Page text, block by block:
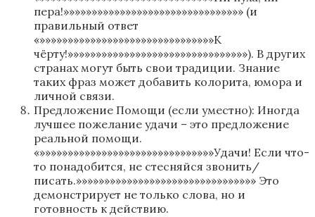
пера!»»»»»»»»»»»»»»»»»»»»»»»»»»»»»»»» (и
правильный ответ
«»»»»»»»»»»»»»»»»»»»»»»»»»»»»»»»К
чёрту!»»»»»»»»»»»»»»»»»»»»»»»»»»»»»»»»). В других
странах могут быть свои традиции. Знание
таких фраз может добавить колорита, юмора и
личной связи.
Предложение Помощи (если уместно): Иногда
лучшее пожелание удачи – это предложение
реальной помощи.
«»»»»»»»»»»»»»»»»»»»»»»»»»»»»»»»Удачи! Если что-
то понадобится, не стесняйся звонить/
писать.»»»»»»»»»»»»»»»»»»»»»»»»»»»»»»»» Это
демонстрирует не только слова, но и
готовность к действию.